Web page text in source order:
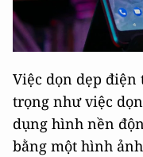
Việc dọn dẹp
trọng như việc
dụng hình nền
bằng một hình